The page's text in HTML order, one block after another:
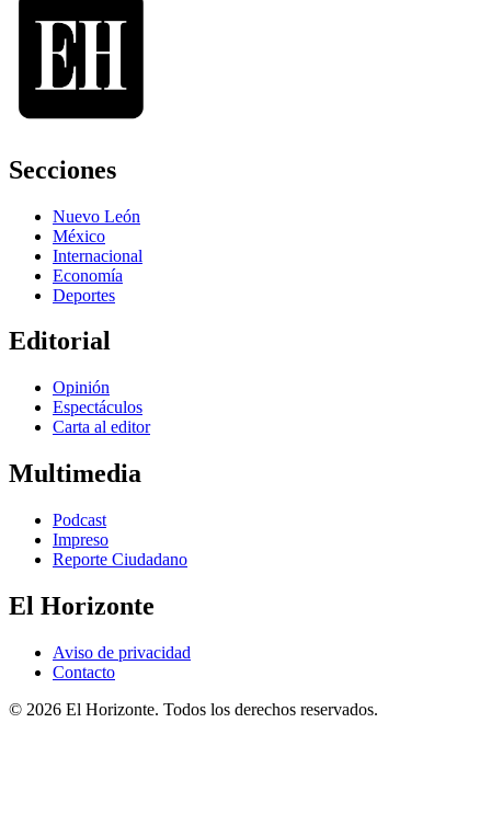
Secciones
Nuevo León
México
Internacional
Economía
Deportes
Editorial
Opinión
Espectáculos
Carta al editor
Multimedia
Podcast
Impreso
Reporte Ciudadano
El Horizonte
Aviso de privacidad
Contacto
© 2026 El Horizonte. Todos los derechos reservados.